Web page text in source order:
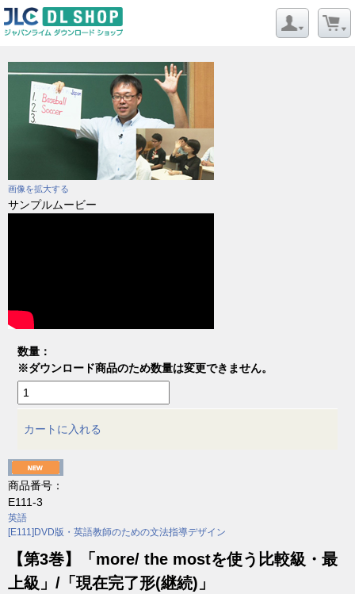
画像を拡大する
サンプルムービー
数量：
※ダウンロード商品のため数量は変更できません。
カートに入れる
商品番号：
E111-3
英語
[E111]DVD版・英語教師のための文法指導デザイン
【第3巻】「more/ the mostを使う比較級・最
上級」/「現在完了形(継続)」